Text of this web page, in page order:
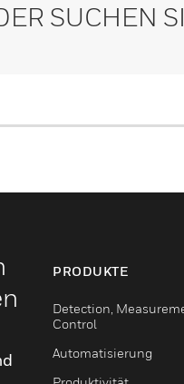
SUCHEN
PRODUKTE
Detection,
Control
Automatisierung